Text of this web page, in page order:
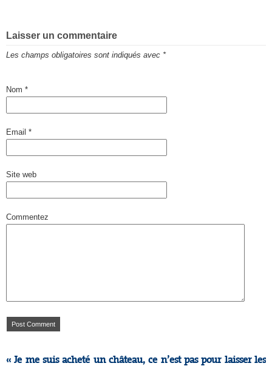
Laisser un commentaire
Les champs obligatoires sont indiqués avec *
Nom *
Email *
Site web
Commentez
« Je me suis acheté un château, ce n’est pas pour laisser les